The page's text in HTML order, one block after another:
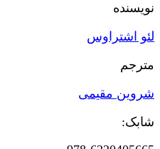
نویسنده
لئو اشتراوس
مترجم
شروین مقیمی
شابک: